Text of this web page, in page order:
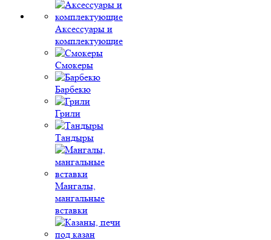
Аксессуары и
комплектующие
Смокеры
Барбекю
Грили
Тандыры
Мангалы,
мангальные
вставки